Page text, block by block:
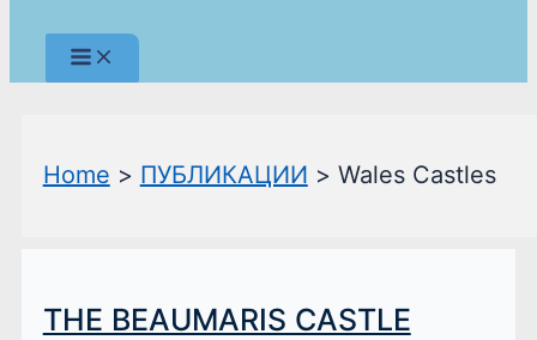
Home ПУБЛИКАЦИИ Wales Castles
THE BEAUMARIS CASTLE